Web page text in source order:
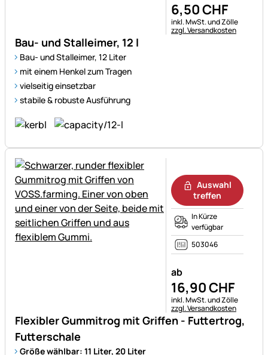
Bau- und Stalleimer, 12 l
Bau- und Stalleimer, 12 Liter
mit einem Henkel zum Tragen
vielseitig einsetzbar
stabile & robuste Ausführung
6,50CHF
Steuerhinweis:
inkl. MwSt. und Zölle
zzgl. Versandkosten
Flexibler Gummitrog mit Griffen - Futtertrog,
Futterschale
Größe wählbar: 11 Liter, 20 Liter
Auswahl
treffen
In Kürze
verfügbar
503046
ab
16,90CHF
Steuerhinweis:
inkl. MwSt. und Zölle
zzgl. Versandkosten